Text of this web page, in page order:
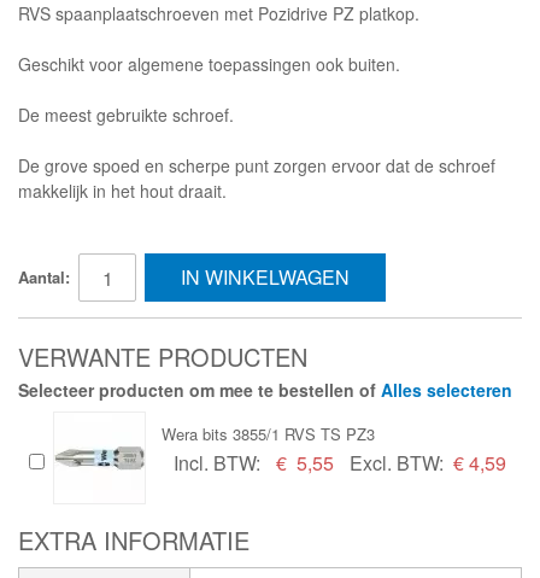
RVS spaanplaatschroeven met Pozidrive PZ platkop.
Geschikt voor algemene toepassingen ook buiten.
De meest gebruikte schroef.
De grove spoed en scherpe punt zorgen ervoor dat de schroef
makkelijk in het hout draait.
Aantal: IN WINKELWAGEN
VERWANTE PRODUCTEN
Selecteer producten om mee te bestellen of Alles selecteren
Wera bits 3855/1 RVS TS PZ3
Incl. BTW: € 5,55 Excl. BTW: € 4,59
EXTRA INFORMATIE